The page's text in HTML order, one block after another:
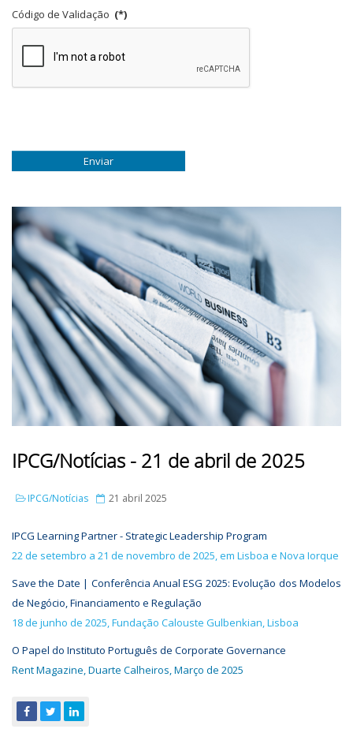
Código de Validação (*)
Enviar
IPCG/Notícias - 21 de abril de 2025
IPCG/Notícias 21 abril 2025
IPCG Learning Partner - Strategic Leadership Program
22 de setembro a 21 de novembro de 2025, em Lisboa e Nova Iorque
Save the Date | Conferência Anual ESG 2025: Evolução dos Modelos
de Negócio, Financiamento e Regulação
18 de junho de 2025, Fundação Calouste Gulbenkian, Lisboa
O Papel do Instituto Português de Corporate Governance
Rent Magazine, Duarte Calheiros, Março de 2025